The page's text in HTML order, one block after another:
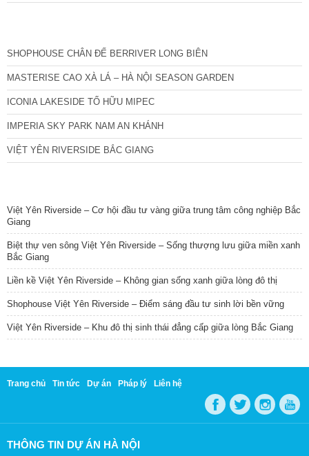
SHOPHOUSE CHÂN ĐẾ BERRIVER LONG BIÊN
MASTERISE CAO XÀ LÁ – HÀ NỘI SEASON GARDEN
ICONIA LAKESIDE TỐ HỮU MIPEC
IMPERIA SKY PARK NAM AN KHÁNH
VIỆT YÊN RIVERSIDE BẮC GIANG
Việt Yên Riverside – Cơ hội đầu tư vàng giữa trung tâm công nghiệp Bắc
Giang
Biệt thự ven sông Việt Yên Riverside – Sống thượng lưu giữa miền xanh
Bắc Giang
Liền kề Việt Yên Riverside – Không gian sống xanh giữa lòng đô thị
Shophouse Việt Yên Riverside – Điểm sáng đầu tư sinh lời bền vững
Việt Yên Riverside – Khu đô thị sinh thái đẳng cấp giữa lòng Bắc Giang
Trang chủ Tin tức Dự án Pháp lý Liên hệ
THÔNG TIN DỰ ÁN HÀ NỘI